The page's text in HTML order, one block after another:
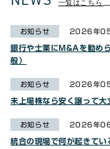
一覧はこちら
お知らせ 2026年
銀行や士業にM&Aを勧め
般）
お知らせ 2026年
未上場株なら安く譲って
お知らせ 2026年
統合の現場で何が起きて